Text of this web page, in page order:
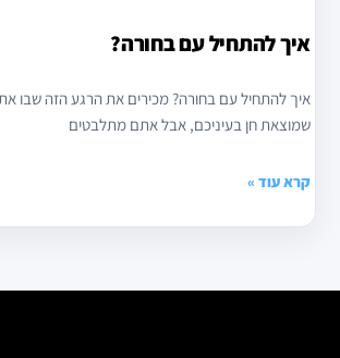
איך להתחיל עם בחורה?
איך להתחיל עם בחורה? מכירים את הרגע הזה שבו
שמוצאת חן בעיניכם, אבל אתם מתלבטים
קרא עוד »